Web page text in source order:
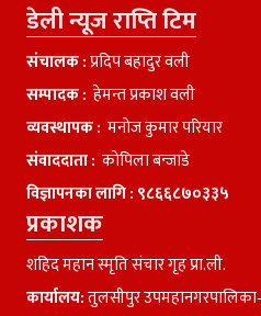
डेली न्यूज राप्ति टिम
संचालक :प्रदिप बहादुर वली
सम्पादक : हेमन्त प्रकाश वली
व्यवस्थापक : मनाेज कुमार परियार
संवाददाता : काेपिला बन्जाडे
विज्ञापनका लागि : ९८६६८७०३३५
प्रकाशक
शहिद महान स्मृति संचार गृह प्रा.ली.
कार्यालय:तुलसीपुर